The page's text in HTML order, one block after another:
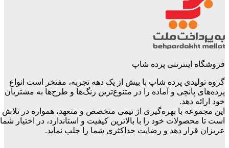
فروشگاه اینترنتی پرده شاپ
گروه تولیدی پرده شاپ با بیش از یک دهه تجربه، مفتخر است انواع
پرده‌های پانچی و آماده را در متنوع‌ترین رنگ‌ها و طرح‌ها به مشتریان
خود ارائه دهد.
این مجموعه با بهره‌گیری از تیمی متخصص و متعهد، همواره در تلاش
است تا محصولات خود را با بالاترین کیفیت و استاندارد، در اختیار شما
عزیزان قرار دهد و رضایت حداکثری شما را جلب نماید.